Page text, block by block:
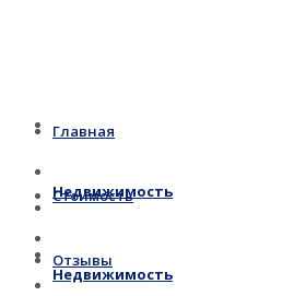
Главная
Стоимость
Отзывы
Недвижимость
Недвижимость